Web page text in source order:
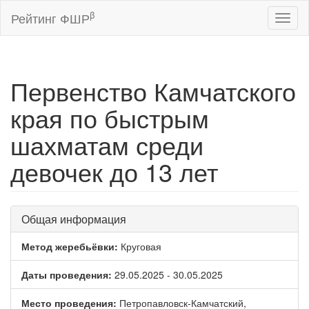
Рейтинг ФШРβ
Первенство Камчатского
края по быстрым
шахматам среди
девочек до 13 лет
Общая информация
Метод жеребьёвки: Круговая
Даты проведения: 29.05.2025 - 30.05.2025
Место проведения: Петропавловск-Камчатский,